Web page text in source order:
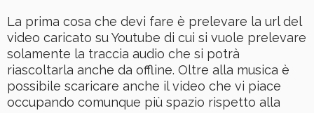
La prima cosa che devi fare è prelevare la url del
video caricato su Youtube di cui si vuole prelevare
solamente la traccia audio che si potrà
riascoltarla anche da offline. Oltre alla musica è
possibile scaricare anche il video che vi piace
occupando comunque più spazio rispetto alla